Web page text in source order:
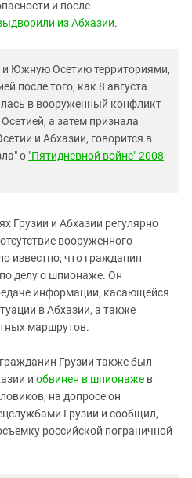
и после
из Абхазии.
и Южную Осетию территориями,
после того, как 8 августа
в вооруженный конфликт
а затем признала
и Абхазии, говорится в
о "Пятидневной войне" 2008
Грузии и Абхазии регулярно
вооруженного
известно, что гражданин
делу о шпионаже. Он
информации, касающейся
в Абхазии, а также
маршрутов.
Грузии также был
и обвинен в шпионаже в
на допросе он
Грузии и сообщил,
российской пограничной